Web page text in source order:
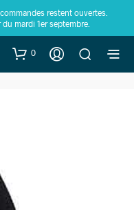
restent ouvertes.
mardi 1er septembre.
0